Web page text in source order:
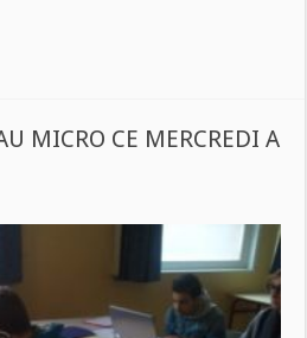
MICRO CE MERCREDI A